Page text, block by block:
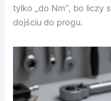
tylko „do Nm”, bo liczy
dojściu do progu.